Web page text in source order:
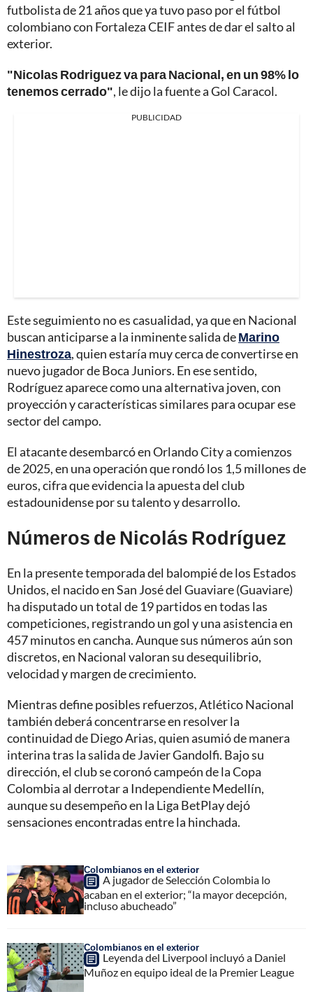
futbolista de 21 años que ya tuvo paso por el fútbol
colombiano con Fortaleza CEIF antes de dar el salto al
exterior.
"Nicolas Rodriguez va para Nacional, en un 98% lo
tenemos cerrado", le dijo la fuente a Gol Caracol.
PUBLICIDAD
Este seguimiento no es casualidad, ya que en Nacional
buscan anticiparse a la inminente salida deMarino
Hinestroza, quien estaría muy cerca de convertirse en
nuevo jugador de Boca Juniors. En ese sentido,
Rodríguez aparece como una alternativa joven, con
proyección y características similares para ocupar ese
sector del campo.
El atacante desembarcó en Orlando City a comienzos
de 2025, en una operación que rondó los 1,5 millones de
euros, cifra que evidencia la apuesta del club
estadounidense por su talento y desarrollo.
Números de Nicolás Rodríguez
En la presente temporada del balompié de los Estados
Unidos, el nacido en San José del Guaviare (Guaviare)
ha disputado un total de 19 partidos en todas las
competiciones, registrando un gol y una asistencia en
457 minutos en cancha. Aunque sus números aún son
discretos, en Nacional valoran su desequilibrio,
velocidad y margen de crecimiento.
Mientras define posibles refuerzos, Atlético Nacional
también deberá concentrarse en resolver la
continuidad de Diego Arias, quien asumió de manera
interina tras la salida de Javier Gandolfi. Bajo su
dirección, el club se coronó campeón de la Copa
Colombia al derrotar a Independiente Medellín,
aunque su desempeño en la Liga BetPlay dejó
sensaciones encontradas entre la hinchada.
Colombianos en el exterior
A jugador de Selección Colombia lo
acaban en el exterior; “la mayor decepción,
incluso abucheado”
Colombianos en el exterior
Leyenda del Liverpool incluyó a Daniel
Muñoz en equipo ideal de la Premier League